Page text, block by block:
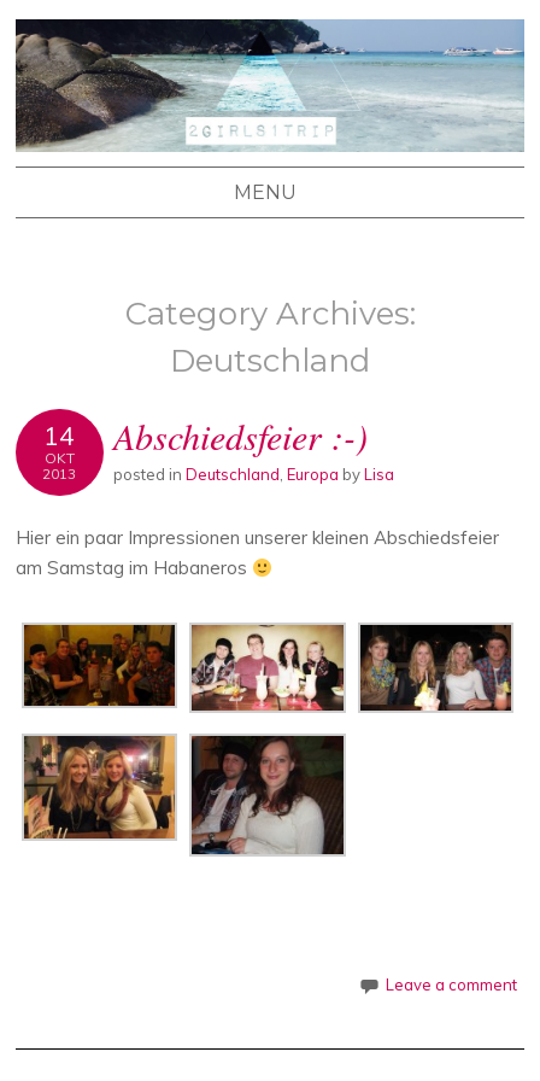
2 GIRLS 1 TRIP
Stefanie's und Lisa's Reiseblog
MENU
Category Archives:
Deutschland
14
OKT
2013
Abschiedsfeier :-)
posted in Deutschland Europa byLisa
Hier ein paar Impressionen unserer kleinen Abschiedsfeier
am Samstag im Habaneros
Leave a comment